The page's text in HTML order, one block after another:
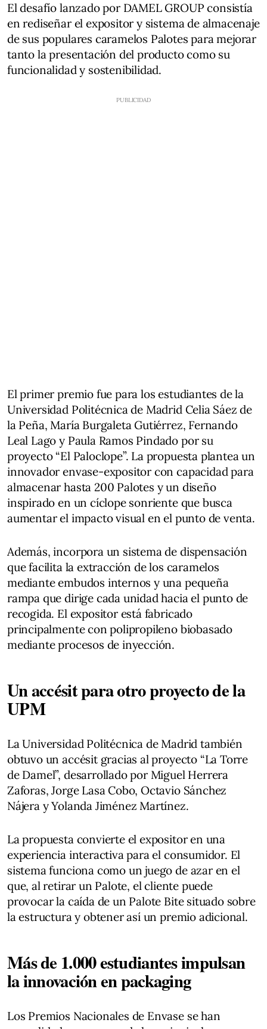
El desafío lanzado por DAMEL GROUP consistía
en rediseñar el expositor y sistema de almacenaje
de sus populares caramelos Palotes para mejorar
tanto la presentación del producto como su
funcionalidad y sostenibilidad.
El primer premio fue para los estudiantes de la
Universidad Politécnica de Madrid Celia Sáez de
la Peña, María Burgaleta Gutiérrez, Fernando
Leal Lago y Paula Ramos Pindado por su
proyecto “El Paloclope”. La propuesta plantea un
innovador envase-expositor con capacidad para
almacenar hasta 200 Palotes y un diseño
inspirado en un cíclope sonriente que busca
aumentar el impacto visual en el punto de venta.
Además, incorpora un sistema de dispensación
que facilita la extracción de los caramelos
mediante embudos internos y una pequeña
rampa que dirige cada unidad hacia el punto de
recogida. El expositor está fabricado
principalmente con polipropileno biobasado
mediante procesos de inyección.
Un accésit para otro proyecto de la
UPM
La Universidad Politécnica de Madrid también
obtuvo un accésit gracias al proyecto “La Torre
de Damel”, desarrollado por Miguel Herrera
Zaforas, Jorge Lasa Cobo, Octavio Sánchez
Nájera y Yolanda Jiménez Martínez.
La propuesta convierte el expositor en una
experiencia interactiva para el consumidor. El
sistema funciona como un juego de azar en el
que, al retirar un Palote, el cliente puede
provocar la caída de un Palote Bite situado sobre
la estructura y obtener así un premio adicional.
Más de 1.000 estudiantes impulsan
la innovación en packaging
Los Premios Nacionales de Envase se han